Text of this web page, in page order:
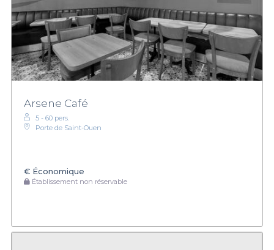
Arsene Café
5 - 60 pers.
Porte de Saint-Ouen
€ Économique
Établissement non réservable